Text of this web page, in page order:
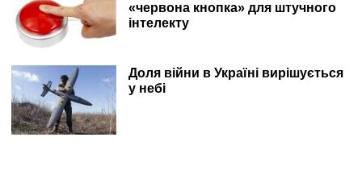
«червона кнопка» для штучного
інтелекту
Доля війни в Україні вирішується
у небі